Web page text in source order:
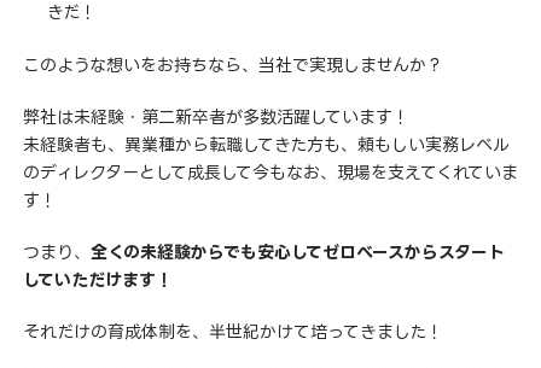
きだ！
このような想いをお持ちなら、当社で実現しませんか？
弊社は未経験・第二新卒者が多数活躍しています！
未経験者も、異業種から転職してきた方も、頼もしい実務レベル
のディレクターとして成長して今もなお、現場を支えてくれていま
す！
つまり、 全くの未経験からでも安心してゼロベースからスタート
していただけます！
それだけの育成体制を、半世紀かけて培ってきました！